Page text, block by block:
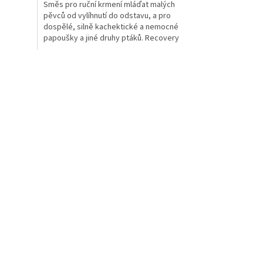
Směs pro ruční krmení mláďat malých
pěvců od vylíhnutí do odstavu, a pro
dospělé, silně kachektické a nemocné
papoušky a jiné druhy ptáků. Recovery